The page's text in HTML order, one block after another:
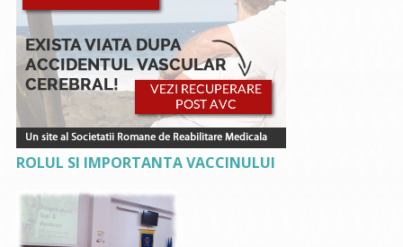
ROLUL SI IMPORTANTA VACCINULUI